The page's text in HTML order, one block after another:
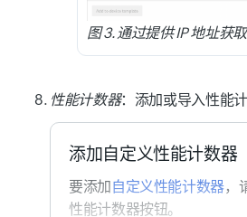
图 3. 通过提供 IP 地址获
性能计数器：添加或导入性能计
添加自定义性能计数器
要添加 自定义性能计数器，
性能计数器按钮。